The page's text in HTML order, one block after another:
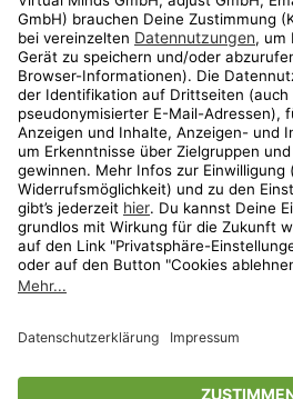
Aktionen
Travel